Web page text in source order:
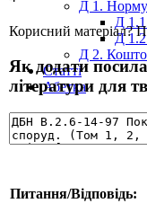
Д 1.
Д
Д
Д 2.
Статті
Абетка
Корисний матеріал?
Як додати
літератури для
Питання/Відповідь: